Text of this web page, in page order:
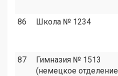
86 Школа № 1234
87
Гимназия № 1513
(немецкое отделение